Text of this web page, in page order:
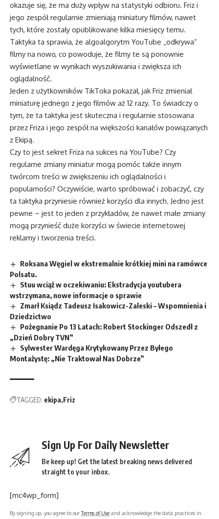
okazuje się, że ma duży wpływ na statystyki odbioru. Friz i
jego zespół regularnie zmieniają miniatury filmów, nawet
tych, które zostały opublikowane kilka miesięcy temu.
Taktyka ta sprawia, że algoalgorytm YouTube „odkrywa”
filmy na nowo, co powoduje, że filmy te są ponownie
wyświetlane w wynikach wyszukiwania i zwiększa ich
oglądalność.
Jeden z użytkowników TikToka pokazał, jak Friz zmieniał
miniaturę jednego z jego filmów aż 12 razy. To świadczy o
tym, że ta taktyka jest skuteczna i regularnie stosowana
przez Friza i jego zespół na większości kanałów powiązanych
z Ekipą.
Czy to jest sekret Friza na sukces na YouTube? Czy
regularne zmiany miniatur mogą pomóc także innym
twórcom treści w zwiększeniu ich oglądalności i
popularności? Oczywiście, warto spróbować i zobaczyć, czy
ta taktyka przyniesie również korzyści dla innych. Jedno jest
pewne – jest to jeden z przykładów, że nawet małe zmiany
mogą przynieść duże korzyści w świecie internetowej
reklamy i tworzenia treści.
Roksana Węgiel w ekstremalnie krótkiej mini na ramówce
Polsatu.
Stuu wciąż w oczekiwaniu: Ekstradycja youtubera
wstrzymana, nowe informacje o sprawie
Zmarł Ksiądz Tadeusz Isakowicz-Zaleski – Wspomnienia i
Dziedzictwo
Pożegnanie Po 13 Latach: Robert Stockinger Odszedł z
„Dzień Dobry TVN”
Sylwester Wardęga Krytykowany Przez Byłego
Montażystę: „Nie Traktował Nas Dobrze”
TAGGED: ekipa Friz
Sign Up For Daily Newsletter
Be keep up! Get the latest breaking news delivered
straight to your inbox.
[mc4wp_form]
By signing up, you agree to ourTerms of Use and acknowledge the data practices in